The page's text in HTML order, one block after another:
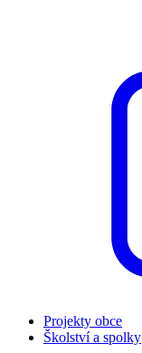
Projekty obce
Školství a spolky